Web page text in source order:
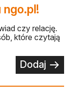
czy relację.
które czytają
Dodaj